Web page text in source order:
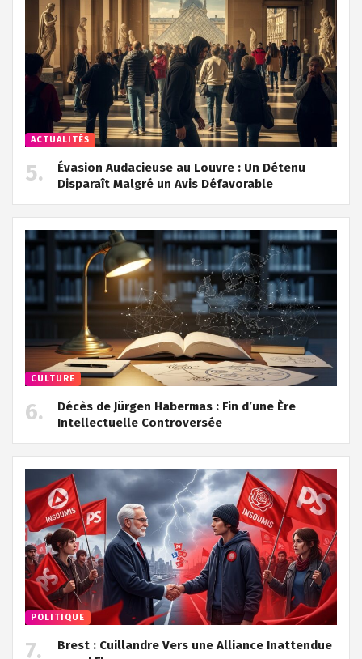
ACTUALITÉS
Évasion Audacieuse au Louvre : Un Détenu
Disparaît Malgré un Avis Défavorable
CULTURE
Décès de Jürgen Habermas : Fin d’une Ère
Intellectuelle Controversée
POLITIQUE
Brest : Cuillandre Vers une Alliance Inattendue